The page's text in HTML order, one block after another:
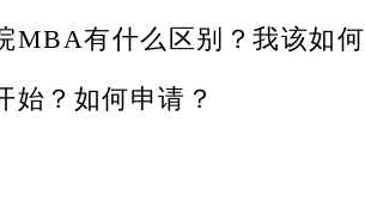
MBA有什么区别？我该如何
始？如何申请？